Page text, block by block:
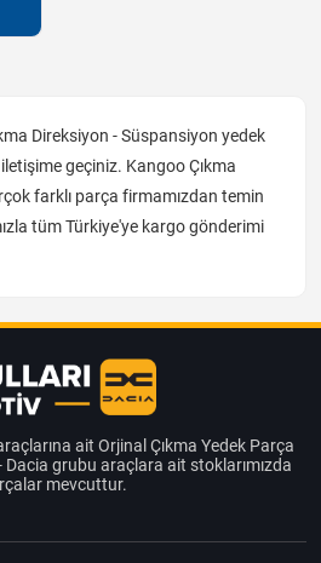
Direksiyon - Süspansiyon yedek
geçiniz. Kangoo Çıkma
farklı parça firmamızdan temin
tüm Türkiye'ye kargo gönderimi
ait Orjinal Çıkma Yedek Parça
Dacia grubu araçlara ait stoklarımızda
mevcuttur.